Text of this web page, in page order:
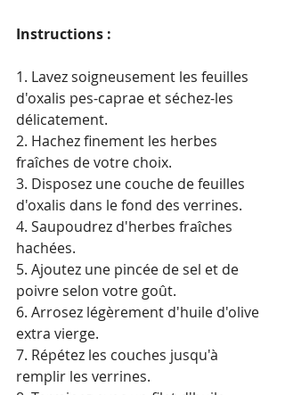
Instructions :
1. Lavez soigneusement les feuilles
d'oxalis pes-caprae et séchez-les
délicatement.
2. Hachez finement les herbes
fraîches de votre choix.
3. Disposez une couche de feuilles
d'oxalis dans le fond des verrines.
4. Saupoudrez d'herbes fraîches
hachées.
5. Ajoutez une pincée de sel et de
poivre selon votre goût.
6. Arrosez légèrement d'huile d'olive
extra vierge.
7. Répétez les couches jusqu'à
remplir les verrines.